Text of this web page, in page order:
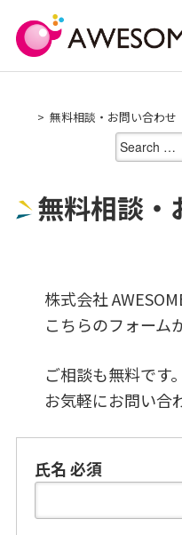
content
無料相談・お問い合わせ
Search
for:
無料相談・
株式会社
こちらのフォーム
ご相談も無料です。
お気軽にお問い合
氏名必須